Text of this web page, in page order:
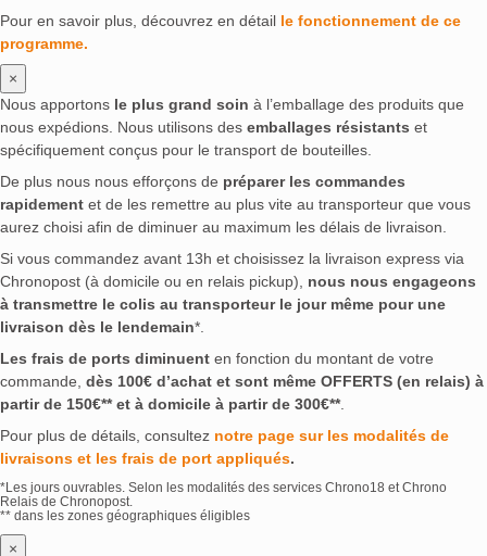
Pour en savoir plus, découvrez en détail le fonctionnement de ce
programme.
×
Nous apportons le plus grand soin à l’emballage des produits que
nous expédions. Nous utilisons des emballages résistants et
spécifiquement conçus pour le transport de bouteilles.
De plus nous nous efforçons de préparer les commandes
rapidement et de les remettre au plus vite au transporteur que vous
aurez choisi afin de diminuer au maximum les délais de livraison.
Si vous commandez avant 13h et choisissez la livraison express via
Chronopost (à domicile ou en relais pickup), nous nous engageons
à transmettre le colis au transporteur le jour même pour une
livraison dès le lendemain*.
Les frais de ports diminuent en fonction du montant de votre
commande, dès 100€ d’achat et sont même OFFERTS (en relais) à
partir de 150€** et à domicile à partir de 300€**.
Pour plus de détails, consultez notre page sur les modalités de
livraisons et les frais de port appliqués.
*Les jours ouvrables. Selon les modalités des services Chrono18 et Chrono
Relais de Chronopost.
** dans les zones géographiques éligibles
×